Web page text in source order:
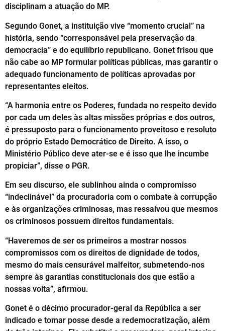
disciplinam a atuação do MP.
Segundo Gonet, a instituição vive “momento crucial” na
história, sendo “corresponsável pela preservação da
democracia” e do equilíbrio republicano. Gonet frisou que
não cabe ao MP formular políticas públicas, mas garantir o
adequado funcionamento de políticas aprovadas por
representantes eleitos.
“A harmonia entre os Poderes, fundada no respeito devido
por cada um deles às altas missões próprias e dos outros,
é pressuposto para o funcionamento proveitoso e resoluto
do próprio Estado Democrático de Direito. A isso, o
Ministério Público deve ater-se e é isso que lhe incumbe
propiciar”, disse o PGR.
Em seu discurso, ele sublinhou ainda o compromisso
“indeclinável” da procuradoria com o combate à corrupção
e às organizações criminosas, mas ressalvou que mesmos
os criminosos possuem direitos fundamentais.
“Haveremos de ser os primeiros a mostrar nossos
compromissos com os direitos de dignidade de todos,
mesmo do mais censurável malfeitor, submetendo-nos
sempre às garantias constitucionais dos que estão a
nossas volta”, afirmou.
Gonet é o décimo procurador-geral da República a ser
indicado e tomar posse desde a redemocratização, além